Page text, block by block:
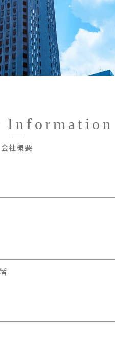
Information
会社概要